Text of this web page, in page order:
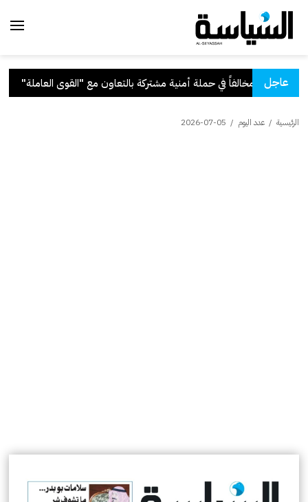
عاجلمع "القوى العاملة" .
الرئيسية / عدد اليوم /
2026-07-05